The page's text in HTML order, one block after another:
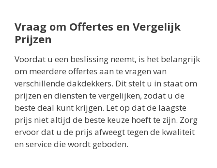
Vraag om Offertes en Vergelijk
Prijzen
Voordat u een beslissing neemt, is het belangrijk
om meerdere offertes aan te vragen van
verschillende dakdekkers. Dit stelt u in staat om
prijzen en diensten te vergelijken, zodat u de
beste deal kunt krijgen. Let op dat de laagste
prijs niet altijd de beste keuze hoeft te zijn. Zorg
ervoor dat u de prijs afweegt tegen de kwaliteit
en service die wordt geboden.